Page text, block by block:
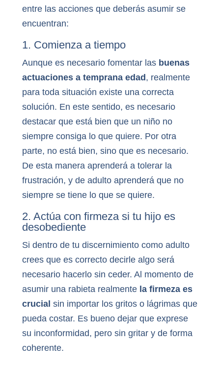
entre las acciones que deberás asumir se
encuentran:
1. Comienza a tiempo
Aunque es necesario fomentar las buenas
actuaciones a temprana edad , realmente
para toda situación existe una correcta
solución. En este sentido, es necesario
destacar que está bien que un niño no
siempre consiga lo que quiere. Por otra
parte, no está bien, sino que es necesario.
De esta manera aprenderá a tolerar la
frustración, y de adulto aprenderá que no
siempre se tiene lo que se quiere.
2. Actúa con firmeza si tu hijo es
desobediente
Si dentro de tu discernimiento como adulto
crees que es correcto decirle algo será
necesario hacerlo sin ceder. Al momento de
asumir una rabieta realmentela firmeza es
crucial sin importar los gritos o lágrimas que
pueda costar. Es bueno dejar que exprese
su inconformidad, pero sin gritar y de forma
coherente.